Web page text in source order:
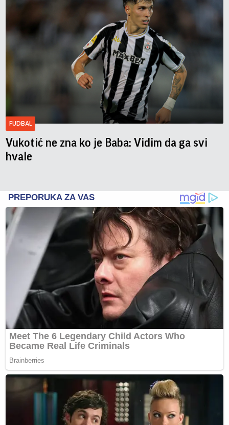
FUDBAL
Vukotić ne zna ko je Baba: Vidim da ga svi
hvale